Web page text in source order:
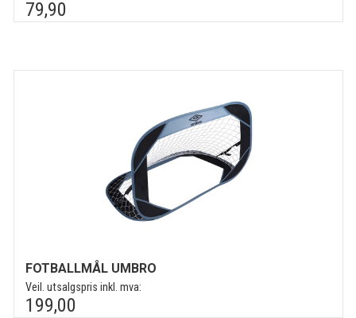
79,90
FOTBALLMÅL UMBRO
Veil. utsalgspris inkl. mva:
199,00